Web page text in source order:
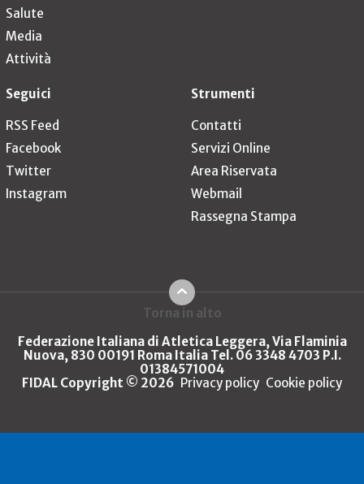
Salute
Media
Attività
Seguici
RSS Feed
Facebook
Twitter
Instagram
Strumenti
Contatti
Servizi Online
Area Riservata
Webmail
Rassegna Stampa
Torna in alto
Federazione Italiana di Atletica Leggera, Via Flaminia
Nuova, 830 00191 Roma Italia Tel. 06 3348 4703 P.I.
01384571004
FIDAL Copyright © 2026 Privacy policy Cookie policy